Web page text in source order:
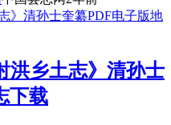
洪乡土志》清孙士
下载